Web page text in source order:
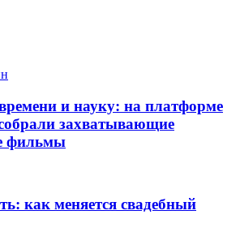
и науку: на платформе
захватывающие
фильмы
как меняется свадебный